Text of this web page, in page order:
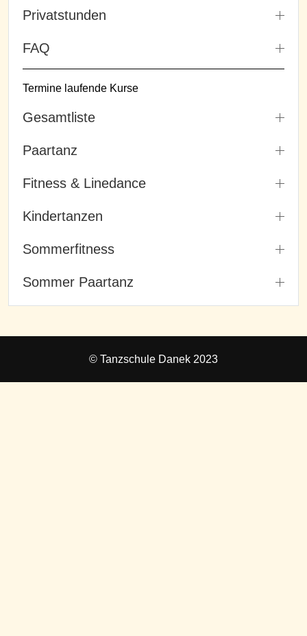
Privatstunden
FAQ
Termine laufende Kurse
Gesamtliste
Paartanz
Fitness & Linedance
Kindertanzen
Sommerfitness
Sommer Paartanz
© Tanzschule Danek 2023